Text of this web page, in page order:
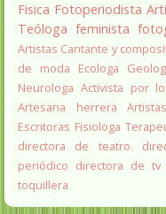
Fisica Fotoperiodista
Teóloga feminista
Artistas Cantante y
de moda
Ecologa
Neurologa Activista por
Artesana herrera
Escritoras Fisiologa
directora de teatro.
periódico directora de tv
toquillera